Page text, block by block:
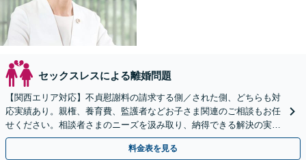
セックスレスによる離婚問題
【関西エリア対応】不貞慰謝料の請求する側／された側、どちらも対
応実績あり。親権、養育費、監護者などお子さま関連のご相談もお任
せください。相談者さまのニーズを汲み取り、納得できる解決の実現
を目指します【Web面談可】【初回相談無料】
料金表を見る